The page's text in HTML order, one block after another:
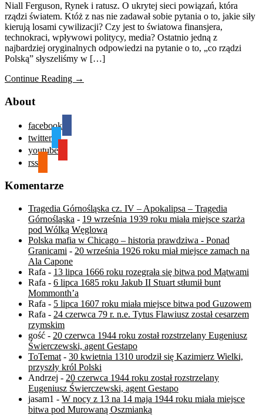
Niall Ferguson, Rynek i ratusz. O ukrytej sieci powiązań, która
rządzi światem. Któż z nas nie zadawał sobie pytania o to, jakie siły
kierują losami cywilizacji? Czy jest to światowa finansjera,
technokraci, wpływowi politycy, media? Ostatnio jedną z
najbardziej oryginalnych odpowiedzi na pytanie o to, „co rządzi
Polską” słyszeliśmy w […]
Continue Reading →
About
facebook
twitter
youtube
rss
Komentarze
Tragedia Górnośląska cz. IV – Apokalipsa – Tragedia
Górnośląska - 19 września 1939 roku miała miejsce szarża
pod Wólką Węglową
Polska mafia w Chicago – historia prawdziwa - Ponad
Granicami - 20 września 1926 roku miał miejsce zamach na
Ala Capone
Rafa - 13 lipca 1666 roku rozegrała się bitwa pod Mątwami
Rafa - 6 lipca 1685 roku Jakub II Stuart stłumił bunt
Mommonth’a
Rafa - 5 lipca 1607 roku miała miejsce bitwa pod Guzowem
Rafa - 24 czerwca 79 r. n.e. Tytus Flawiusz został cesarzem
rzymskim
gość - 20 czerwca 1944 roku został rozstrzelany Eugeniusz
Świerczewski, agent Gestapo
ToTemat - 30 kwietnia 1310 urodził się Kazimierz Wielki,
przyszły król Polski
Andrzej - 20 czerwca 1944 roku został rozstrzelany
Eugeniusz Świerczewski, agent Gestapo
jasam1 - W nocy z 13 na 14 maja 1944 roku miała miejsce
bitwa pod Murowaną Oszmianką